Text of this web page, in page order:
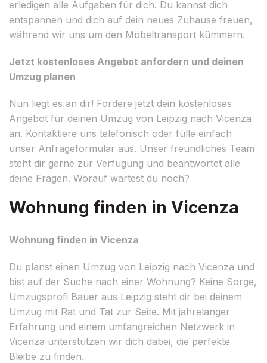
erledigen alle Aufgaben für dich. Du kannst dich
entspannen und dich auf dein neues Zuhause freuen,
während wir uns um den Möbeltransport kümmern.
Jetzt kostenloses Angebot anfordern und deinen
Umzug planen
Nun liegt es an dir! Fordere jetzt dein kostenloses
Angebot für deinen Umzug von Leipzig nach Vicenza
an. Kontaktiere uns telefonisch oder fülle einfach
unser Anfrageformular aus. Unser freundliches Team
steht dir gerne zur Verfügung und beantwortet alle
deine Fragen. Worauf wartest du noch?
Wohnung finden in Vicenza
Wohnung finden in Vicenza
Du planst einen Umzug von Leipzig nach Vicenza und
bist auf der Suche nach einer Wohnung? Keine Sorge,
Umzugsprofi Bauer aus Leipzig steht dir bei deinem
Umzug mit Rat und Tat zur Seite. Mit jahrelanger
Erfahrung und einem umfangreichen Netzwerk in
Vicenza unterstützen wir dich dabei, die perfekte
Bleibe zu finden.